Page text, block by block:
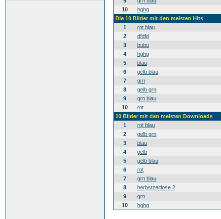
10
hghg
Die 10 Bilder mit den meisten Hits
1
rot blau
2
dfdfd
3
bubu
4
hghg
5
blau
6
gelb blau
7
grn
8
gelb grn
9
grn blau
10
rot
10 Bilder mit den meisten Downloads
1
rot blau
2
gelb grn
3
blau
4
gelb
5
gelb blau
6
rot
7
grn blau
8
herbstzeitlose 2
9
grn
10
hghg